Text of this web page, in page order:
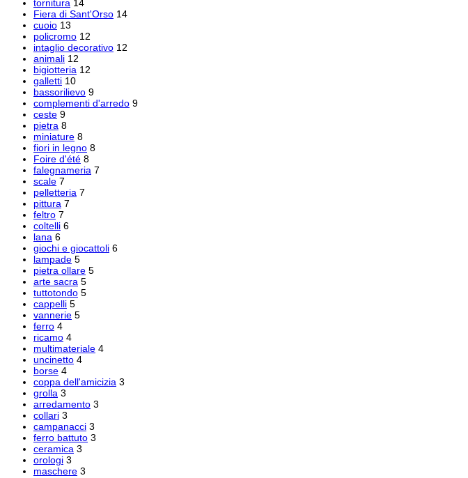
tornitura 14
Fiera di Sant'Orso 14
cuoio 13
policromo 12
intaglio decorativo 12
animali 12
bigiotteria 12
galletti 10
bassorilievo 9
complementi d'arredo 9
ceste 9
pietra 8
miniature 8
fiori in legno 8
Foire d'été 8
falegnameria 7
scale 7
pelletteria 7
pittura 7
feltro 7
coltelli 6
lana 6
giochi e giocattoli 6
lampade 5
pietra ollare 5
arte sacra 5
tuttotondo 5
cappelli 5
vannerie 5
ferro 4
ricamo 4
multimateriale 4
uncinetto 4
borse 4
coppa dell'amicizia 3
grolla 3
arredamento 3
collari 3
campanacci 3
ferro battuto 3
ceramica 3
orologi 3
maschere 3